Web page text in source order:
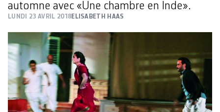
automne avec «Une chambre en Inde».
LUNDI 23 AVRIL 2018ELISABETH HAAS